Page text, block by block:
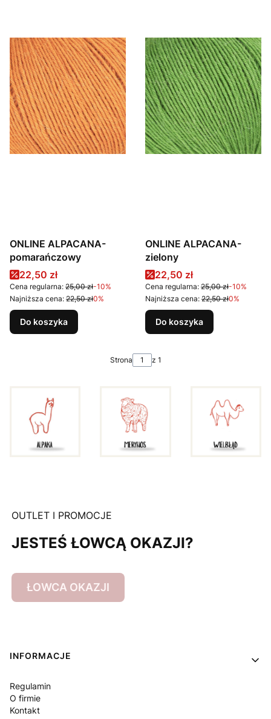
ONLINE ALPACANA-
pomarańczowy
Cena promocyjna
22,50 zł
Cena regularna: 25,00 zł-10%
Najniższa cena: 22,50 zł0%
Do koszyka
ONLINE ALPACANA-
zielony
Cena promocyjna
22,50 zł
Cena regularna: 25,00 zł-10%
Najniższa cena: 22,50 zł0%
Do koszyka
Strona z 1
OUTLET I PROMOCJE
JESTEŚ ŁOWCĄ OKAZJI?
ŁOWCA OKAZJI
Linki w stopce
INFORMACJE
Regulamin
O firmie
Kontakt